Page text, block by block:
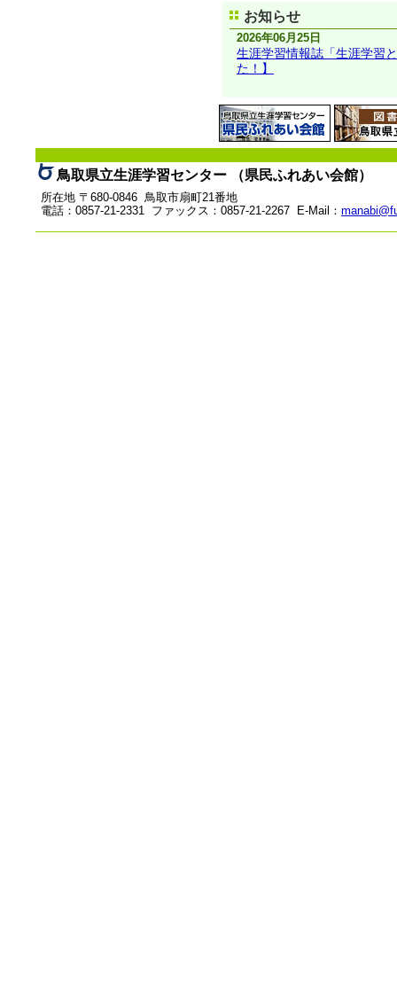
お知らせ
2026年06月25日
生涯学習情報誌「生涯学習
た！】
鳥取県立生涯学習センター （県民ふれあい会館）
所在地 〒680-0846 鳥取市扇町21番地
電話：0857-21-2331 ファックス：0857-21-2267 E-Mail：